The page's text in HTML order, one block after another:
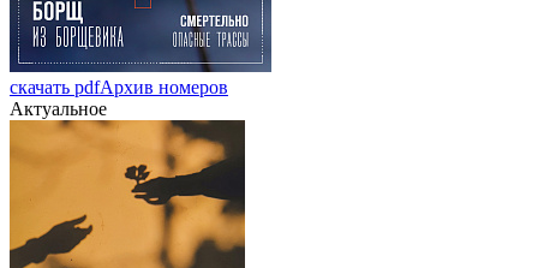
скачать pdfАрхив номеров
Актуальное